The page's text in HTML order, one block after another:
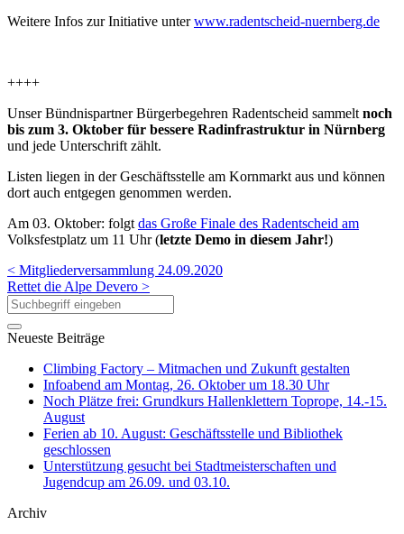
Weitere Infos zur Initiative unterwww.radentscheid-nuernberg.de
++++
Unser Bündnispartner Bürgerbegehren Radentscheid sammelt noch
bis zum 3. Oktober für bessere Radinfrastruktur in Nürnberg
und jede Unterschrift zählt.
Listen liegen in der Geschäftsstelle am Kornmarkt aus und können
dort auch entgegen genommen werden.
Am 03. Oktober: folgt das Große Finale des Radentscheid am
Volksfestplatz um 11 Uhr (letzte Demo in diesem Jahr!)
< Mitgliederversammlung 24.09.2020
Rettet die Alpe Devero >
Neueste Beiträge
Climbing Factory – Mitmachen und Zukunft gestalten
Infoabend am Montag, 26. Oktober um 18.30 Uhr
Noch Plätze frei: Grundkurs Hallenklettern Toprope, 14.-15.
August
Ferien ab 10. August: Geschäftsstelle und Bibliothek
geschlossen
Unterstützung gesucht bei Stadtmeisterschaften und
Jugendcup am 26.09. und 03.10.
Archiv